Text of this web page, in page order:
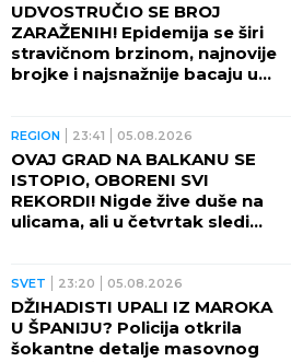
UDVOSTRUČIO SE BROJ
ZARAŽENIH! Epidemija se širi
stravičnom brzinom, najnovije
brojke i najsnažnije bacaju u
REGION 23:41 05.08.2026
OVAJ GRAD NA BALKANU SE
ISTOPIO, OBORENI SVI
REKORDI! Nigde žive duše na
ulicama, ali u četvrtak sledi
SVET 23:20 05.08.2026
DŽIHADISTI UPALI IZ MAROKA
U ŠPANIJU? Policija otkrila
šokantne detalje masovnog